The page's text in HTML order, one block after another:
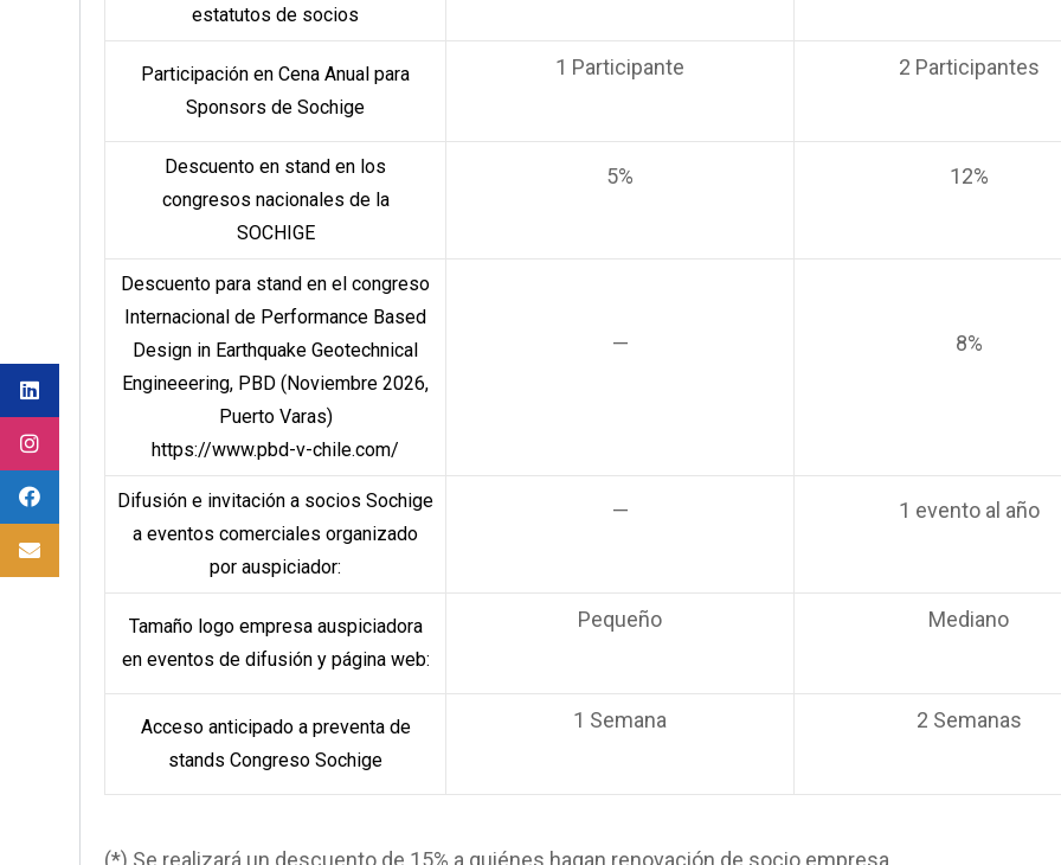
estatutos de socios
Participación en Cena Anual para
Sponsors de Sochige
1 Participante 2 Participantes
Descuento en stand en los
congresos nacionales de la
SOCHIGE
5% 12%
Descuento para stand en el congreso
Internacional de Performance Based
Design in Earthquake Geotechnical
Engineeering, PBD (Noviembre 2026,
Puerto Varas)
https://www.pbd-v-chile.com/
— 8%
Difusión e invitación a socios Sochige
a eventos comerciales organizado
por auspiciador:
— 1 evento al año
Tamaño logo empresa auspiciadora
en eventos de difusión y página web:
Pequeño Mediano
Acceso anticipado a preventa de
stands Congreso Sochige
1 Semana 2 Semanas
(*) Se realizará un descuento de 15% a quiénes hagan renovación de socio empresa.